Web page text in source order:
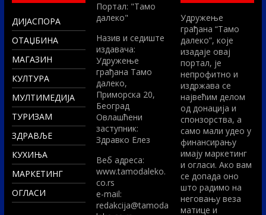
ДИЈАСПОРА
ОТАЏБИНА
МАГАЗИН
КУЛТУРА
МУЛТИМЕДИЈА
ТУРИЗАМ
ЗДРАВЉЕ
КУХИЊА
МАРКЕТИНГ
ОГЛАСИ
Портал: "Тамо
далеко"
Назив и седиште
издавача:
Удружење
грађана Тамо
далеко,
Приморска 20,
Београд
Овлашћени
заступник:
Здравко Елез
Вeб адреса:
www.tamodaleko.
co.rs
e-mail:
redakcija@tamoda
Удружење
грађана “Тамо
далеко”, које
изадаје овај
портал, је
непрофитно и
издржава се
највећим делом
од донација и
спонзорства, а
само мали удео у
финансирању
имају маркетинг
и огласи. Ако вам
се допада оно
што радимо на
неговању веза
матице и